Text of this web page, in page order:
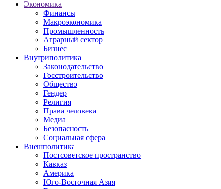
Экономика
Финансы
Макроэкономика
Промышленность
Аграрный сектор
Бизнес
Внутриполитика
Законодательство
Госстроительство
Общество
Гендер
Религия
Права человека
Медиа
Безопасность
Социальная сфера
Внешполитика
Постсоветское пространство
Кавказ
Америка
Юго-Восточная Азия